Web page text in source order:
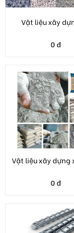
Vật liệu xây dựng
0 đ
Báo giá Thép